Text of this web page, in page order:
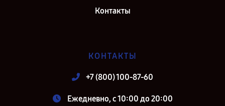
Контакты
КОНТАКТЫ
+7 (800) 100-87-60
Ежедневно, с 10:00 до 20:00